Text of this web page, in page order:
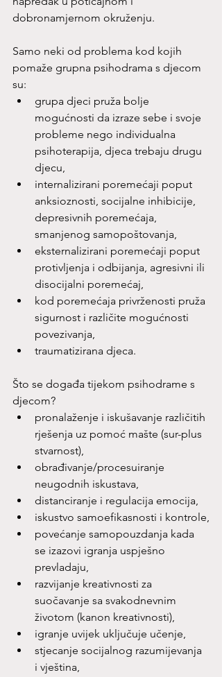
dobronamjernom okruženju.
Samo neki od problema kod kojih
pomaže grupna psihodrama s djecom
su:
grupa djeci pruža bolje
mogućnosti da izraze sebe i svoje
probleme nego individualna
psihoterapija, djeca trebaju drugu
djecu,
internalizirani poremećaji poput
anksioznosti, socijalne inhibicije,
depresivnih poremećaja,
smanjenog samopoštovanja,
eksternalizirani poremećaji poput
protivljenja i odbijanja, agresivni ili
disocijalni poremećaj,
kod poremećaja privrženosti pruža
sigurnost i različite mogućnosti
povezivanja,
traumatizirana djeca.
Što se događa tijekom psihodrame s
djecom?
pronalaženje i iskušavanje različitih
rješenja uz pomoć mašte (sur-plus
stvarnost),
obrađivanje/procesuiranje
neugodnih iskustava,
distanciranje i regulacija emocija,
iskustvo samoefikasnosti i kontrole,
povećanje samopouzdanja kada
se izazovi igranja uspješno
prevladaju,
razvijanje kreativnosti za
suočavanje sa svakodnevnim
životom (kanon kreativnosti),
igranje uvijek uključuje učenje,
stjecanje socijalnog razumijevanja
i vještina,